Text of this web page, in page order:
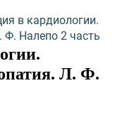
в кардиологии.
Ф. Налепо 2 часть
Л. Ф.